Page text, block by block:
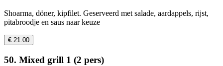
Shoarma, döner, kipfilet. Geserveerd met salade, aardappels, rijst,
pitabroodje en saus naar keuze
€ 21.00
50. Mixed grill 1 (2 pers)